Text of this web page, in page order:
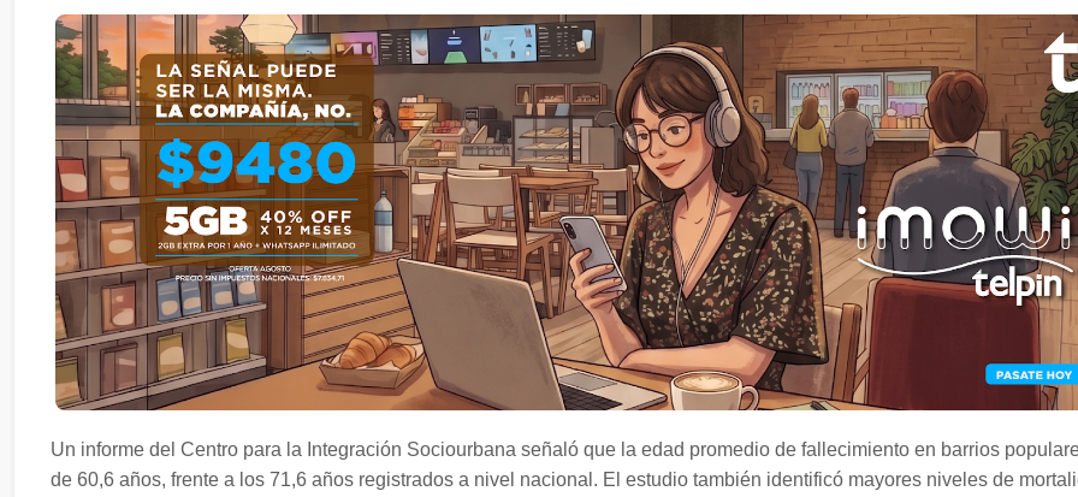
Un informe del Centro para la Integración Sociourbana señaló que la edad promedio de fallecimiento en barrios
de 60,6 años, frente a los 71,6 años registrados a nivel nacional. El estudio también identificó mayores niveles de